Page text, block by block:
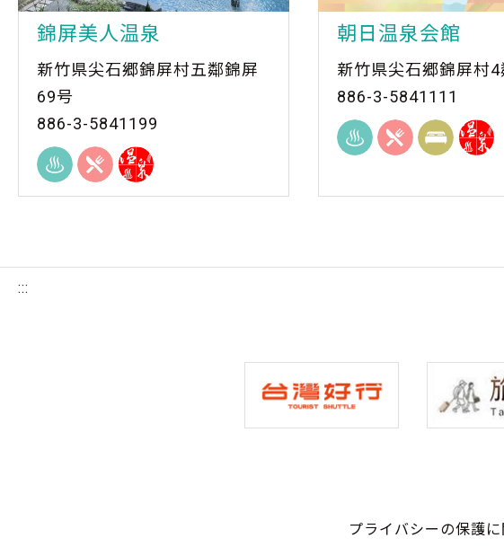
錦屏美人温泉
新竹県尖石郷錦屏村五鄰錦屏
69号
886-3-5841199
朝日温泉会館
新竹県尖石郷錦屏村4
886-3-5841111
:::
プライバシーの保護に